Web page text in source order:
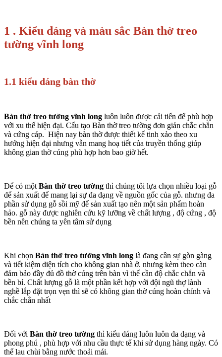
1 . Kiểu dáng và màu sắc Bàn thờ treo
tường vĩnh long
1.1 kiểu dáng bàn thờ
Bàn thờ treo tường vĩnh long luôn luôn được cải tiến để phù hợp
với xu thế hiện đại. Cấu tạo Bàn thờ treo tường đơn giản chắc chắn
và cứng cáp. Hiện nay bàn thờ được thiết kế tinh xảo theo xu
hướng hiện đại nhưng vẫn mang hoạ tiết của truyền thống giúp
không gian thờ cúng phù hợp hơn bao giờ hết.
Để có một Bàn thờ treo tường thì chúng tôi lựa chọn nhiều loại gỗ
để sản xuất để mang lại sự đa dạng về nguồn gốc của gỗ. nhưng đa
phần sử dụng gỗ sồi mỹ để sản xuất tạo nên một sản phẩm hoàn
hảo. gỗ này được nghiên cứu kỹ lưỡng về chất lượng , độ cứng , độ
bền nên chúng ta yên tâm sử dụng
Khi chọn Bàn thờ treo tường vĩnh long là đang cần sự gòn gàng
và tiết kiệm diện tích cho không gian nhà ở. nhưng kèm theo càn
đảm bảo đầy đủ đồ thờ cúng trên bàn vì thế cần độ chắc chắn và
bền bỉ. Chất lượng gỗ là một phần kết hợp với đội ngũ thợ lành
nghề lắp đặt trọn vẹn thì sẽ có không gian thờ cúng hoàn chỉnh và
chắc chắn nhất
Đối với Bàn thờ treo tường thì kiểu dáng luôn luôn đa dạng và
phong phú , phù hợp với nhu cầu thực tế khi sử dụng hàng ngày. Có
thể lau chùi bằng nước thoải mái.